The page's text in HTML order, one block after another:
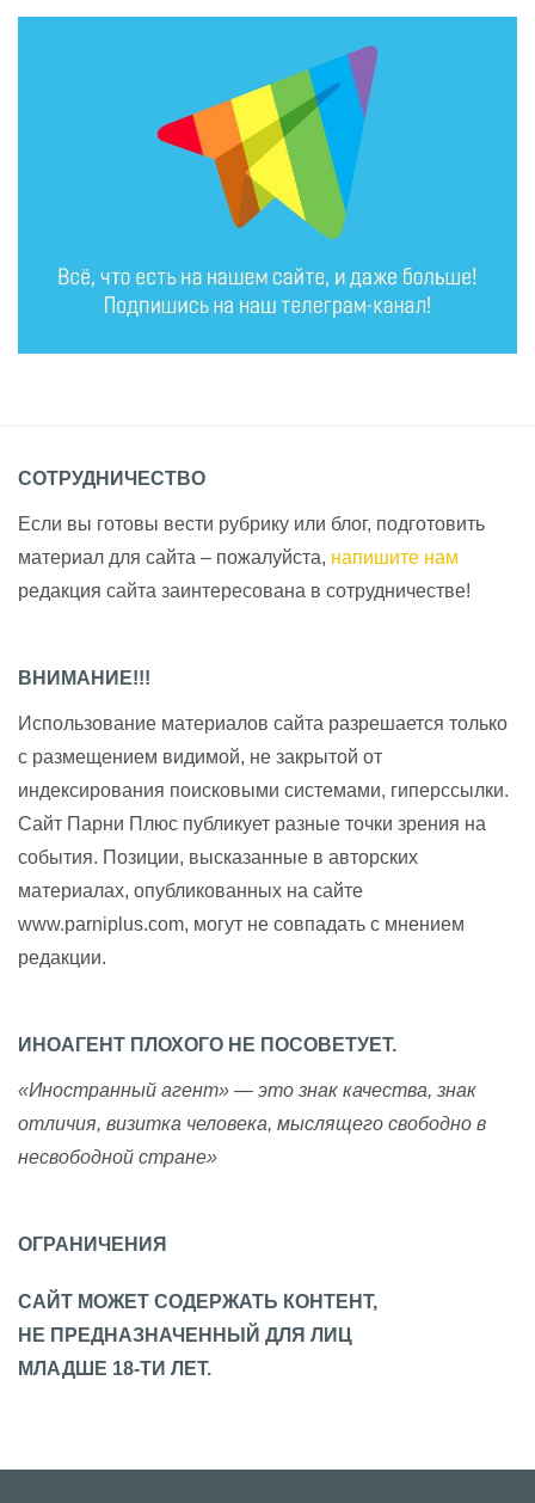
СОТРУДНИЧЕСТВО
Если вы готовы вести рубрику или блог, подготовить
материал для сайта – пожалуйста, напишите нам
редакция сайта заинтересована в сотрудничестве!
ВНИМАНИЕ!!!
Использование материалов сайта разрешается только
с размещением видимой, не закрытой от
индексирования поисковыми системами, гиперссылки.
Сайт Парни Плюс публикует разные точки зрения на
события. Позиции, высказанные в авторских
материалах, опубликованных на сайте
www.parniplus.com, могут не совпадать с мнением
редакции.
ИНОАГЕНТ ПЛОХОГО НЕ ПОСОВЕТУЕТ.
«Иностранный агент» — это знак качества, знак
отличия, визитка человека, мыслящего свободно в
несвободной стране»
ОГРАНИЧЕНИЯ
САЙТ МОЖЕТ СОДЕРЖАТЬ КОНТЕНТ,
НЕ ПРЕДНАЗНАЧЕННЫЙ ДЛЯ ЛИЦ
МЛАДШЕ 18-ТИ ЛЕТ.